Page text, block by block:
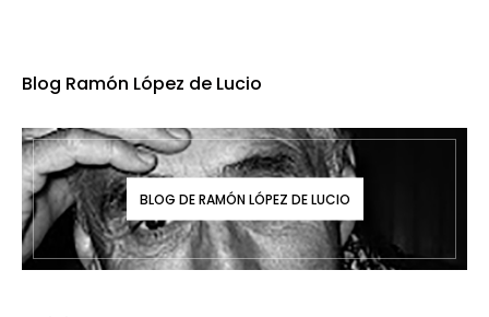
Blog Ramón López de Lucio
BLOG DE RAMÓN LÓPEZ DE LUCIO